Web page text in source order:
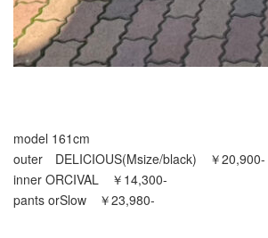
model 161cm
outer DELICIOUS(Msize/black) ￥20,900-
inner ORCIVAL ￥14,300-
pants orSlow ￥23,980-